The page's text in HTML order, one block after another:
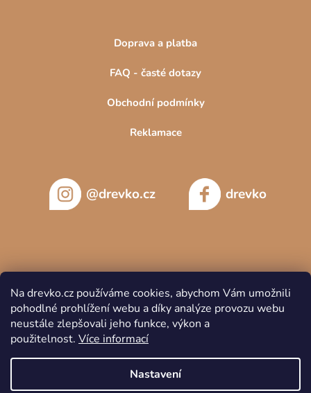
Na drevko.cz používáme cookies, abychom Vám umožnili
pohodlné prohlížení webu a díky analýze provozu webu
neustále zlepšovali jeho funkce, výkon a
použitelnost. Více informací
Nastavení
Doprava a platba
FAQ - časté dotazy
Obchodní podmínky
Reklamace
@drevko.cz drevko
Copyright 2026DREVKO. Všechna práva vyhrazena.